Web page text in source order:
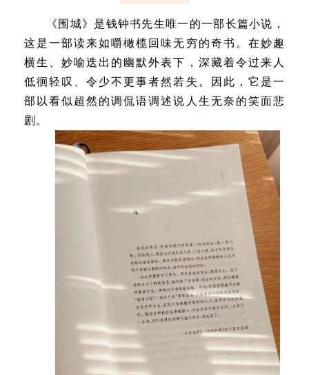
《围城》是钱钟书先生唯一的一部长篇小说，
这是一部读来如嚼橄榄回味无穷的奇书。在妙趣
横生、妙喻迭出的幽默外表下，深藏着令过来人
低徊轻叹、令少不更事者然若失。因此，它是一
部以看似超然的调侃语调述说人生无奈的笑面悲
剧。